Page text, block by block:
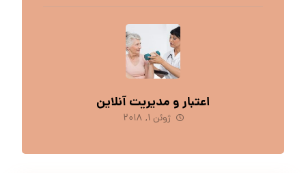
اعتبار و مدیریت آنلاین
ژوئن ۱, ۲۰۱۸